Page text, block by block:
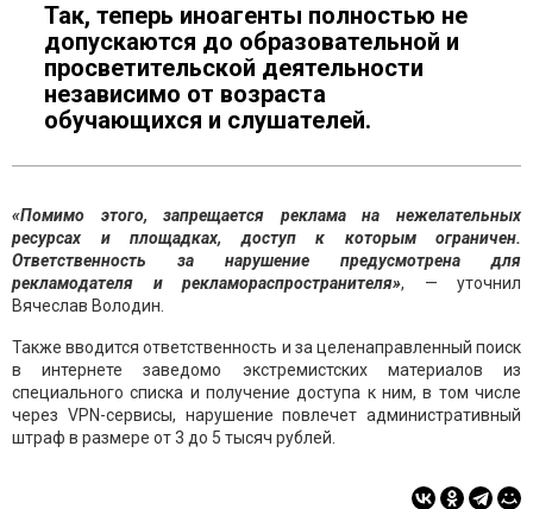
Так, теперь иноагенты полностью не
допускаются до образовательной и
просветительской деятельности
независимо от возраста
обучающихся и слушателей.
«Помимо этого, запрещается реклама на нежелательных
ресурсах и площадках, доступ к которым ограничен.
Ответственность за нарушение предусмотрена для
рекламодателя и рекламораспространителя», — уточнил
Вячеслав Володин.
Также вводится ответственность и за целенаправленный поиск
в интернете заведомо экстремистских материалов из
специального списка и получение доступа к ним, в том числе
через VPN-сервисы, нарушение повлечет административный
штраф в размере от 3 до 5 тысяч рублей.